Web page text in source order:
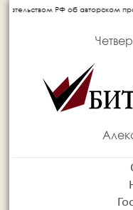
праве. Воспроизведение